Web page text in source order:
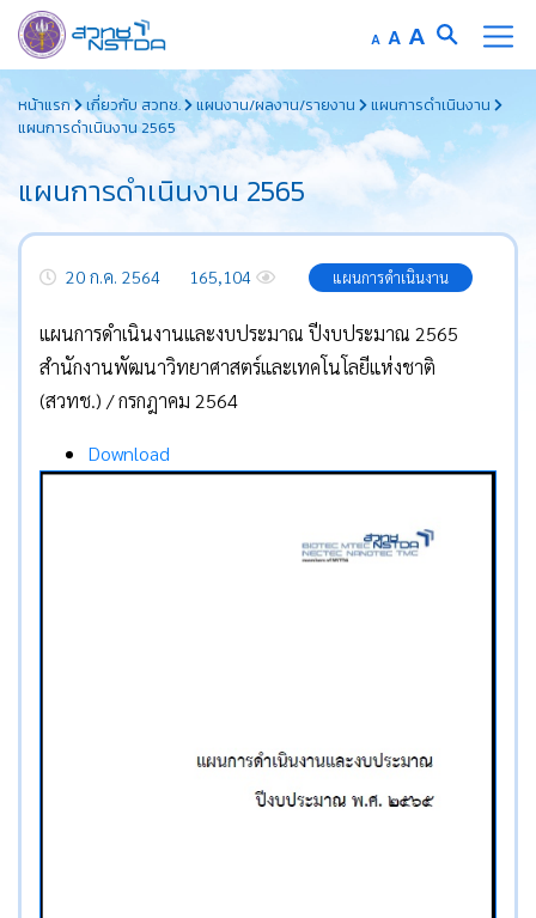
to
content
A Decrease
font
size.
AReset
font
size.
A Increase
font
size.
หน้าแรก เกี่ยวกับ สวทช. แผนงาน/ผลงาน/รายงาน
แผนการดำเนินงาน
แผนการดำเนินงาน 2565
แผนการดำเนินงาน 2565
20 ก.ค. 2564 165,104 แผนการดำเนินงาน
แผนการดำเนินงานและงบประมาณ ปีงบประมาณ 2565
สำนักงานพัฒนาวิทยาศาสตร์และเทคโนโลยีแห่งชาติ
(สวทช.) / กรกฎาคม 2564
Download